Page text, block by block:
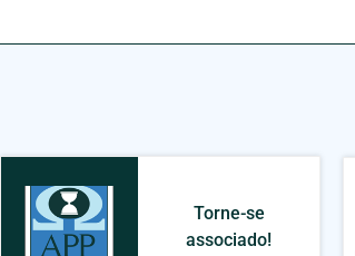
Torne-se
associado!